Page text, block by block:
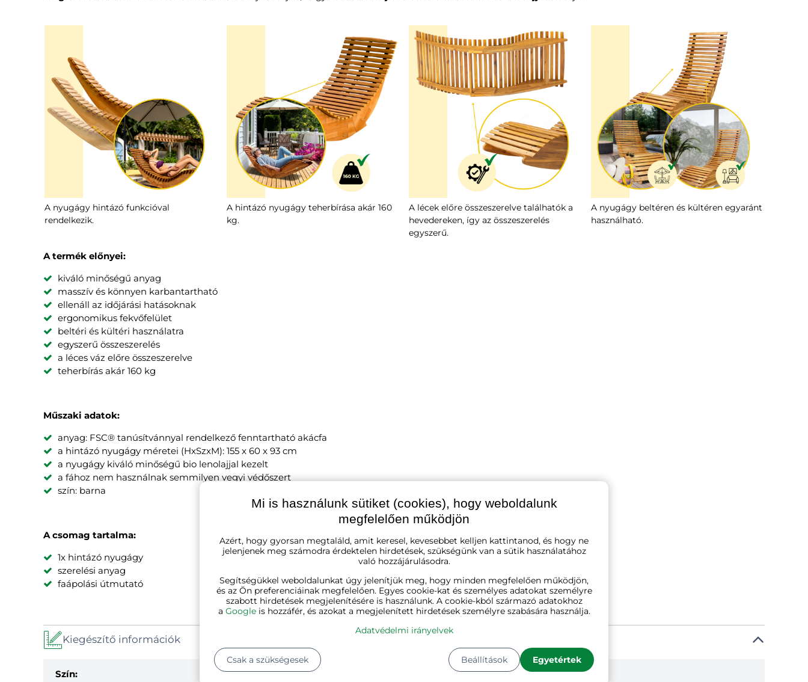
A nyugágy hintázó funkcióval
rendelkezik.
A hintázó nyugágy teherbírása akár 160
kg.
A lécek előre összeszerelve találhatók a
hevedereken, így az összeszerelés
egyszerű.
A nyugágy beltéren és kültéren egyaránt
használható.
A termék előnyei:
kiváló minőségű anyag
masszív és könnyen karbantartható
ellenáll az időjárási hatásoknak
ergonomikus fekvőfelület
beltéri és kültéri használatra
egyszerű összeszerelés
a léces váz előre összeszerelve
teherbírás akár 160 kg
Műszaki adatok:
anyag: FSC® tanúsítvánnyal rendelkező fenntartható akácfa
a hintázó nyugágy méretei (HxSzxM): 155 x 60 x 93 cm
a nyugágy kiváló minőségű bio lenolajjal kezelt
a fához nem használnak semmilyen vegyi védőszert
szín: barna
A csomag tartalma:
1x hintázó nyugágy
szerelési anyag
faápolási útmutató
Kiegészítő információk
Szín: barna
Mi is használunk sütiket (cookies), hogy weboldalunk
megfelelően működjön
Azért, hogy gyorsan megtaláld, amit keresel, kevesebbet kelljen kattintanod, és hogy ne
jelenjenek meg számodra érdektelen hirdetések, szükségünk van a sütik használatához
való hozzájárulásodra.
Segítségükkel weboldalunkat úgy jelenítjük meg, hogy minden megfelelően működjön,
és az Ön preferenciáinak megfelelően. Egyes cookie-kat és személyes adatokat személyre
szabott hirdetések megjelenítésére is használunk. A cookie-kból származó adatokhoz
a Googleis hozzáfér, és azokat a megjelenített hirdetések személyre szabására használja.
Adatvédelmi irányelvek
Beállítások Egyetértek
Csak a szükségesek